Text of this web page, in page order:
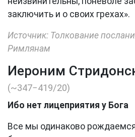
заключить и о своих грехах».
Источник: Толкование
Римлянам
Иероним
(~347−419/20)
Ибо нет лицеприятия у Бога
Все мы одинаково